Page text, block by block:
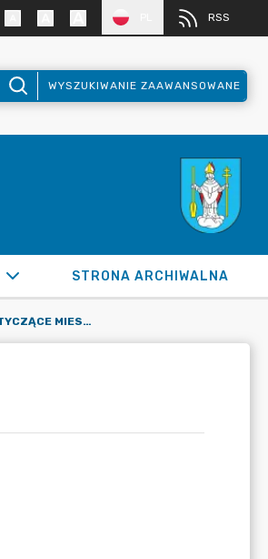
RSS
WYSZUKIWANIE ZAAWANSOWANE
STRONA ARCHIWALNA
DANE STATYSTYCZNE DOTYCZĄCE MIESZKAŃCÓW MIASTA ZA 2025 ROK